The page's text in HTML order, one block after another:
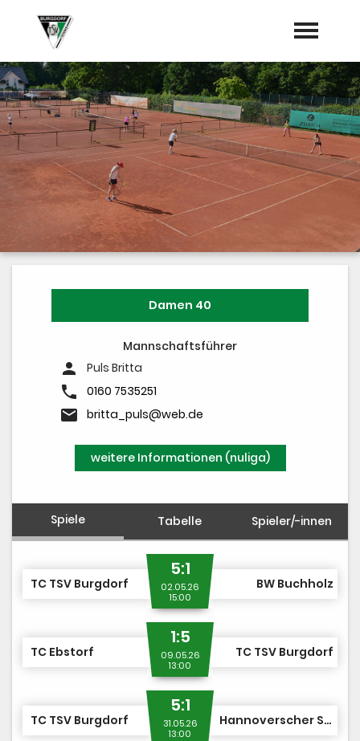
Startseite
Neues vom Tennisweg
Termine
Vorstand
Sponsoren
Mannschaften
"Jetzt Mitglied werden"
Trainer
Damen 40
Mannschaftsführer
person Puls Britta
phone 0160 7535251
email britta_puls@web.de
weitere Informationen (nuliga)
Spiele Tabelle Spieler/-innen
TC TSV Burgdorf
5:1
02.05.26
15:00
BW Buchholz
TC Ebstorf
1:5
09.05.26
13:00
TC TSV Burgdorf
TC TSV Burgdorf
5:1
31.05.26
13:00
Hannoverscher SC von 1893